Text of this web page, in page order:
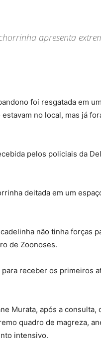
apresenta
foi resgatada em
no local, mas já
pelos policiais da
deitada em um
não tinha forças
de Zoonoses.
receber os primeiros
Murata, após a
quadro de magreza,
intensivo.